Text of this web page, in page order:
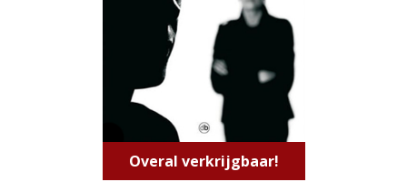
Overal verkrijgbaar!